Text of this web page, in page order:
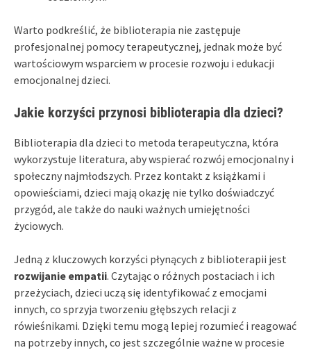
Warto podkreślić, że biblioterapia nie zastępuje
profesjonalnej pomocy terapeutycznej, jednak może być
wartościowym wsparciem w procesie rozwoju i edukacji
emocjonalnej dzieci.
Jakie korzyści przynosi biblioterapia dla dzieci?
Biblioterapia dla dzieci to metoda terapeutyczna, która
wykorzystuje literatura, aby wspierać rozwój emocjonalny i
społeczny najmłodszych. Przez kontakt z książkami i
opowieściami, dzieci mają okazję nie tylko doświadczyć
przygód, ale także do nauki ważnych umiejętności
życiowych.
Jedną z kluczowych korzyści płynących z biblioterapii jest
rozwijanie empatii. Czytając o różnych postaciach i ich
przeżyciach, dzieci uczą się identyfikować z emocjami
innych, co sprzyja tworzeniu głębszych relacji z
rówieśnikami. Dzięki temu mogą lepiej rozumieć i reagować
na potrzeby innych, co jest szczególnie ważne w procesie